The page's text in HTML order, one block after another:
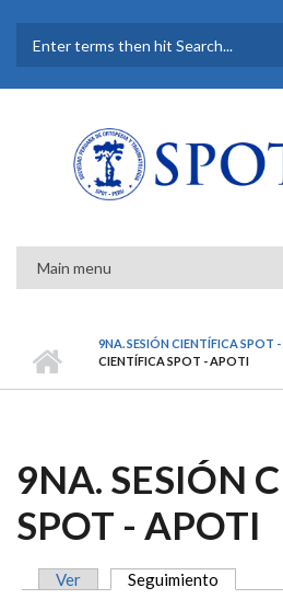
FORMULARIO DE
BÚSQUEDA
9NA. SESIÓN CIENTÍFICA SPOT
CIENTÍFICA SPOT - APOTI
9NA. SESIÓN
SPOT - APOTI
Ver Seguimiento